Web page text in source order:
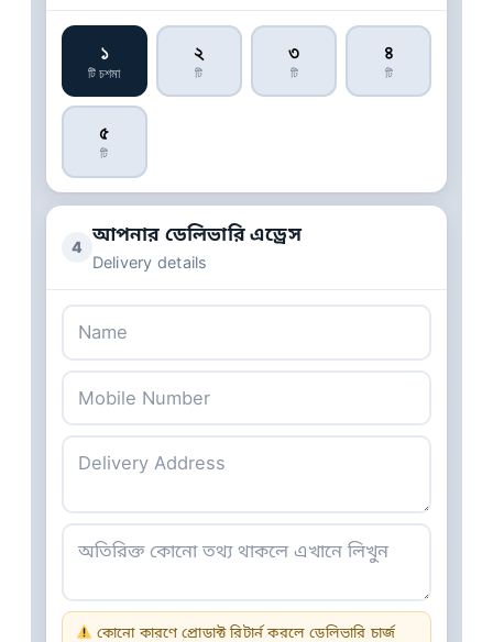
১
টি চশমা
২
টি
৩
টি
৪
টি
৫
টি
4
আপনার ডেলিভারি এড্রেস
Delivery details
কোনো কারণে প্রোডাক্ট রিটার্ন করলে ডেলিভারি চার্জ